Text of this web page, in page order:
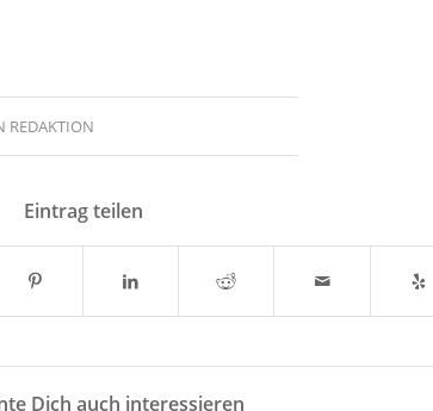
REDAKTION
Eintrag teilen
Dich auch interessieren